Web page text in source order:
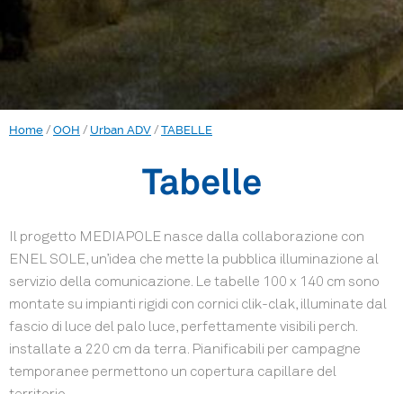
Home / OOH / Urban ADV / TABELLE
Tabelle
Il progetto MEDIAPOLE nasce dalla collaborazione con
ENEL SOLE, un’idea che mette la pubblica illuminazione al
servizio della comunicazione. Le tabelle 100 x 140 cm sono
montate su impianti rigidi con cornici clik-clak, illuminate dal
fascio di luce del palo luce, perfettamente visibili perch.
installate a 220 cm da terra. Pianificabili per campagne
temporanee permettono un copertura capillare del